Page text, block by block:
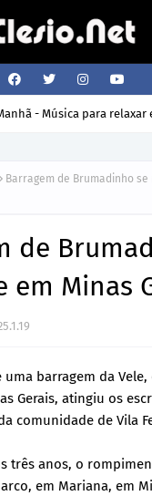
- Música para
Barragem de Brumadinho se
de
em Minas
barragem da Vele,
Gerais, atingiu os
comunidade de Vila
três anos, o
em Mariana, em